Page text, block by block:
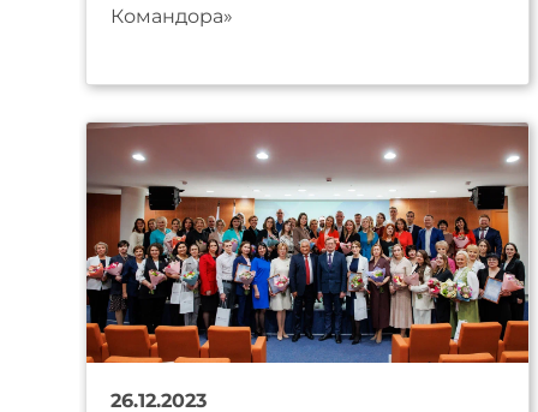
Командора»
26.12.2023